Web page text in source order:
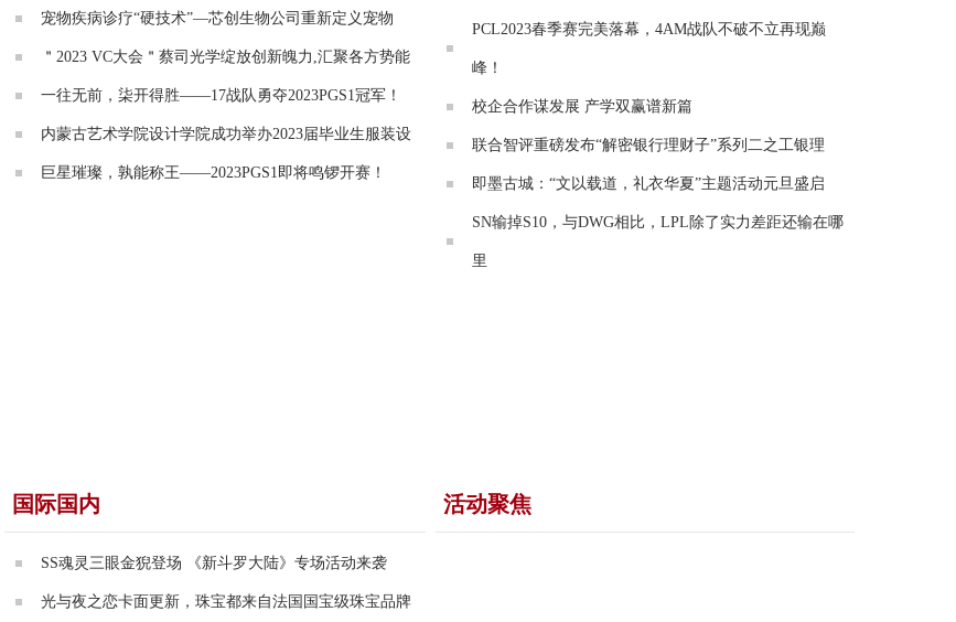
宠物疾病诊疗“硬技术”—芯创生物公司重新定义宠物
＂2023 VC大会＂蔡司光学绽放创新魄力,汇聚各方势能
一往无前，柒开得胜——17战队勇夺2023PGS1冠军！
内蒙古艺术学院设计学院成功举办2023届毕业生服装设
巨星璀璨，孰能称王——2023PGS1即将鸣锣开赛！
PCL2023春季赛完美落幕，4AM战队不破不立再现巅
峰！
校企合作谋发展 产学双赢谱新篇
联合智评重磅发布“解密银行理财子”系列二之工银理
即墨古城：“文以载道，礼衣华夏”主题活动元旦盛启
SN输掉S10，与DWG相比，LPL除了实力差距还输在哪
里
国际国内
SS魂灵三眼金猊登场 《新斗罗大陆》专场活动来袭
光与夜之恋卡面更新，珠宝都来自法国国宝级珠宝品牌
活动聚焦